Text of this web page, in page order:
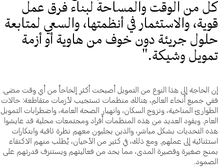
كل من الوقت والمساحة لبناء فرق عمل
قوية، والاستثمار في أنظمتها، والسعي لمتابعة
حلول جريئة دون خوف من هاوية أو أزمة
تمويل وشيكة."
إن الحاجة إلى هذا النوع من التمويل أصبحت أكثر إلحاحاً من أي وقت مضى.
ففي جميع أنحاء العالم، هنالك منظمات تستجيب لأزمات متقاطعة: حالات
الطوارئ المناخية، ونزوح السكان، وانهيار الصحة العامة، واضطرابات التمويل
العام. ويقود العديد من هذه المنظمات أفراد ومجتمعات محلية قد عايشوا
هذه التحديات بشكل مباشر، والذين يجلبون معهم نظرة ثاقبة وابتكارات
استثنائية إلى عملهم. ومع ذلك، في كثير من الأحيان، يُطلب منهم الاكتفاء
بمنح صغيرة وقصيرة المدى، مما يحد من فعاليتهم ويستنزف قدرتهم على
الصمود.